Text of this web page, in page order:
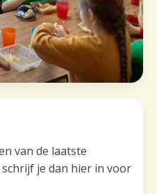
van de laatste
je dan hier in voor